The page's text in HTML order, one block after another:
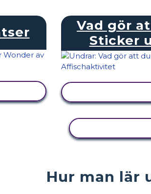
Hur man lär
Vad gör
Sticker